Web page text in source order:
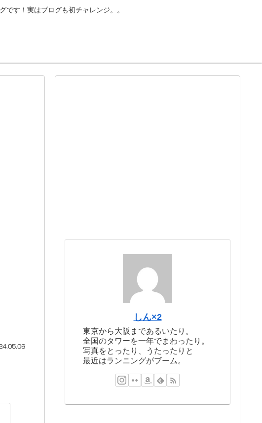
す！実はブログも初チャレンジ。。
しん×2
東京から大阪まであるいたり。
全国のタワーを一年でまわったり。
写真をとったり、うたったりと
最近はランニングがブーム。